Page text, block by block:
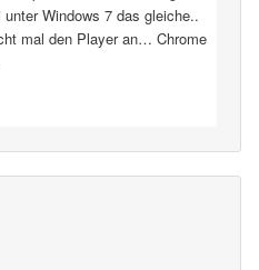
Windows 7 das gleiche..
mal den Player an… Chrome